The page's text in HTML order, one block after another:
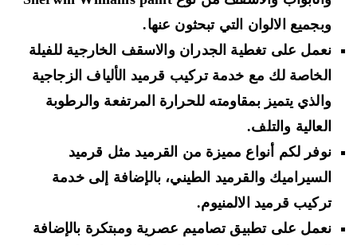
وبجميع الالوان التي تبحثون عنها.
نعمل على تغطية الجدران والاسقف الخارجية للفيلة
الخاصة لك مع خدمة تركيب قرميد الألياف الزجاجية
والذي يتميز بمقاومته للحرارة المرتفعة والرطوبة
العالية والتلف.
نوفر لكم أنواع مميزة من القرميد مثل قرميد
السيراميك والقرميد الطيني، بالإضافة إلى خدمة
تركيب قرميد الالمنيوم.
نعمل على تطبيق تصاميم عصرية ومبتكرة بالإضافة